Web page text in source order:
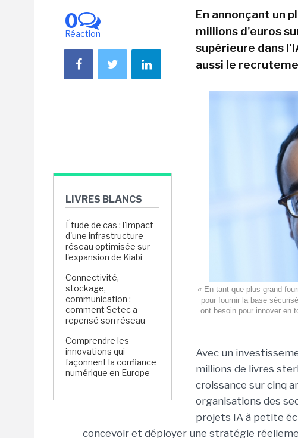
0
Réaction
LIVRES BLANCS
Étude de cas : l'impact
d'une infrastructure
réseau optimisée sur
l'expansion de Kiabi
Connectivité,
stockage,
communication :
comment Setec a
repensé son réseau
Comprendre les
innovations qui
façonnent la confiance
numérique en Europe
En annonçant un
millions d'euros
supérieure dans
aussi le
« En tant que plus grand
pour fournir la base
ont besoin pour innover en
Avec un
millions de livres
croissance sur cinq
organisations des
projets IA à petite
concevoir et déployer une stratégie